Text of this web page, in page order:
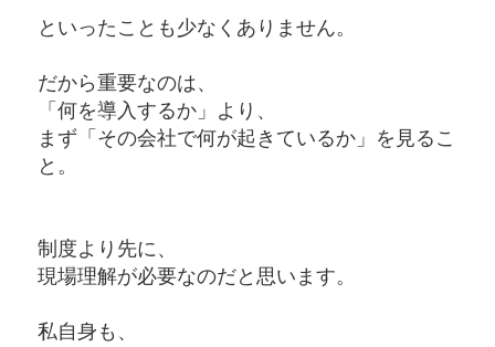
といったことも少なくありません。
だから重要なのは、
「何を導入するか」より、
まず「その会社で何が起きているか」を見るこ
と。
制度より先に、
現場理解が必要なのだと思います。
私自身も、